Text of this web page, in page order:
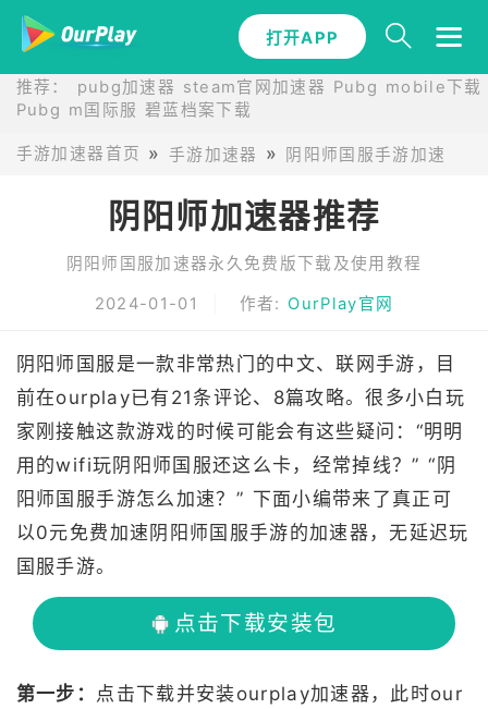
打开APP
推荐： pubg加速器 steam官网加速器 Pubg mobile下载
Pubg m国际服 碧蓝档案下载
手游加速器首页 手游加速器 阴阳师国服手游加速器推
阴阳师加速器推荐
阴阳师国服加速器永久免费版下载及使用教程
2024-01-01 作者: OurPlay官网
阴阳师国服是一款非常热门的中文、联网手游，目
前在ourplay已有21条评论、8篇攻略。很多小白玩
家刚接触这款游戏的时候可能会有这些疑问：“明明
用的wifi玩阴阳师国服还这么卡，经常掉线？” “阴
阳师国服手游怎么加速？” 下面小编带来了真正可
以0元免费加速阴阳师国服手游的加速器，无延迟玩
国服手游。
点击下载安装包
第一步： 点击下载并安装ourplay加速器，此时our